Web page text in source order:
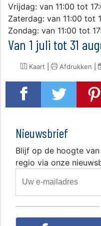
Vrijdag: van 11:00 tot
Zaterdag: van 11:00 tot
Zondag: van 11:00 tot
Van 1 juli tot 31
Kaart | Afdrukken |
Nieuwsbrief
Blijf op de hoogte
regio via onze